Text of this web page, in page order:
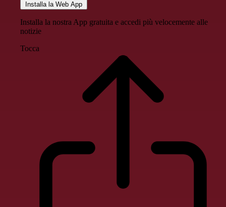
Installa la Web App
Installa la nostra App gratuita e accedi più velocemente alle
notizie
Tocca